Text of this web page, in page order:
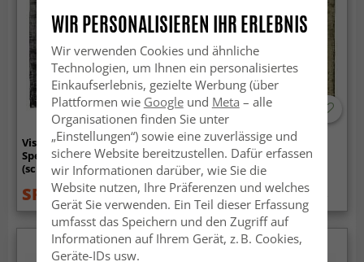
Viskose-teppich - Jodhpur
Special Luxury Edition
(schwarz)
SFr. 142.99 SFr. 179
Viskose-teppich - Jodhpur
Special Luxury Edition
(olivgrün)
SFr. 142.99 SFr. 179
WIR PERSONALISIEREN IHR ERLEBNIS
Wir verwenden Cookies und ähnliche
Technologien, um Ihnen ein personalisiertes
Einkaufserlebnis, gezielte Werbung (über
Plattformen wie Googleund Meta – alle
Organisationen finden Sie unter
„Einstellungen“) sowie eine zuverlässige und
sichere Website bereitzustellen. Dafür erfassen
wir Informationen darüber, wie Sie die
Website nutzen, Ihre Präferenzen und welches
Gerät Sie verwenden. Ein Teil dieser Erfassung
umfasst das Speichern und den Zugriff auf
Informationen auf Ihrem Gerät, z. B. Cookies,
Geräte-IDs usw.